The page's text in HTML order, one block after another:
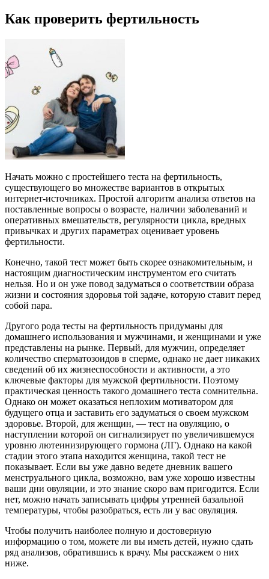
Как проверить фертильность
Начать можно с простейшего теста на фертильность,
существующего во множестве вариантов в открытых
интернет-источниках. Простой алгоритм анализа ответов на
поставленные вопросы о возрасте, наличии заболеваний и
оперативных вмешательств, регулярности цикла, вредных
привычках и других параметрах оценивает уровень
фертильности.
Конечно, такой тест может быть скорее ознакомительным, и
настоящим диагностическим инструментом его считать
нельзя. Но и он уже повод задуматься о соответствии образа
жизни и состояния здоровья той задаче, которую ставит перед
собой пара.
Другого рода тесты на фертильность придуманы для
домашнего использования и мужчинами, и женщинами и уже
представлены на рынке. Первый, для мужчин, определяет
количество сперматозоидов в сперме, однако не дает никаких
сведений об их жизнеспособности и активности, а это
ключевые факторы для мужской фертильности. Поэтому
практическая ценность такого домашнего теста сомнительна.
Однако он может оказаться неплохим мотиватором для
будущего отца и заставить его задуматься о своем мужском
здоровье. Второй, для женщин, — тест на овуляцию, о
наступлении которой он сигнализирует по увеличившемуся
уровню лютеинизирующего гормона (ЛГ). Однако на какой
стадии этого этапа находится женщина, такой тест не
показывает. Если вы уже давно ведете дневник вашего
менструального цикла, возможно, вам уже хорошо известны
ваши дни овуляции, и это знание скоро вам пригодится. Если
нет, можно начать записывать цифры утренней базальной
температуры, чтобы разобраться, есть ли у вас овуляция.
Чтобы получить наиболее полную и достоверную
информацию о том, можете ли вы иметь детей, нужно сдать
ряд анализов, обратившись к врачу. Мы расскажем о них
ниже.